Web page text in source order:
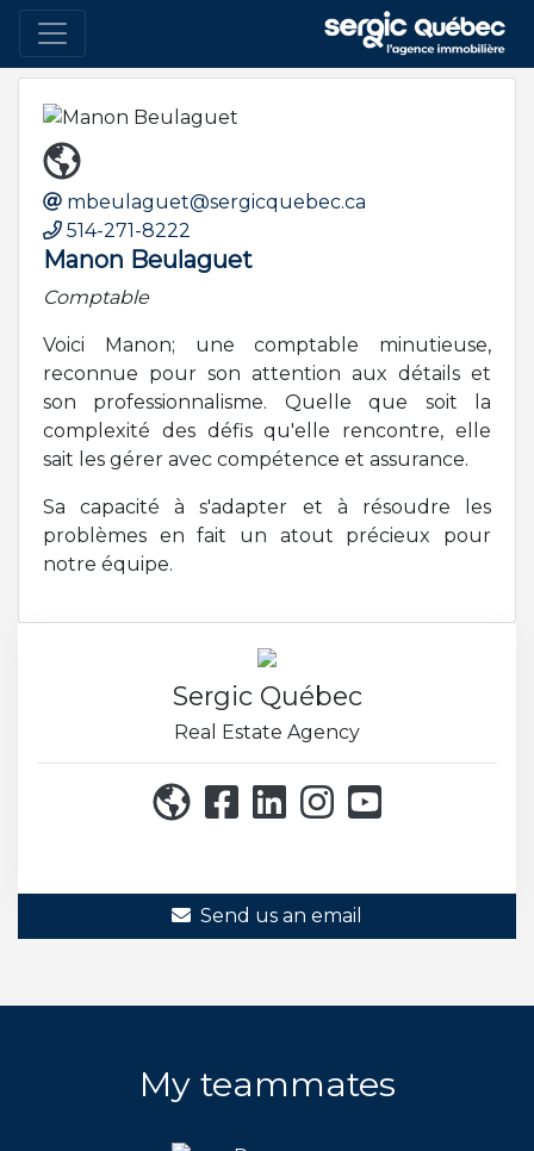
mbeulaguet@sergicquebec.ca
514-271-8222
Manon Beulaguet
Comptable
Voici Manon; une comptable minutieuse,
reconnue pour son attention aux détails et
son professionnalisme. Quelle que soit la
complexité des défis qu'elle rencontre, elle
sait les gérer avec compétence et assurance.
Sa capacité à s'adapter et à résoudre les
problèmes en fait un atout précieux pour
notre équipe.
Sergic Québec
Real Estate Agency
Send us an email
My teammates